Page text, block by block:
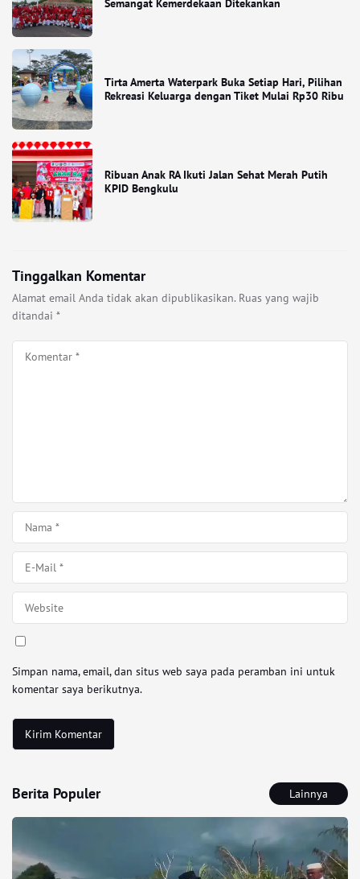
Tirta Amerta Waterpark Buka Setiap Hari, Pilihan
Rekreasi Keluarga dengan Tiket Mulai Rp30 Ribu
Ribuan Anak RA Ikuti Jalan Sehat Merah Putih
KPID Bengkulu
Tinggalkan Komentar
Alamat email Anda tidak akan dipublikasikan. Ruas yang wajib
ditandai *
Simpan nama, email, dan situs web saya pada peramban ini untuk
komentar saya berikutnya.
Berita Populer Lainnya